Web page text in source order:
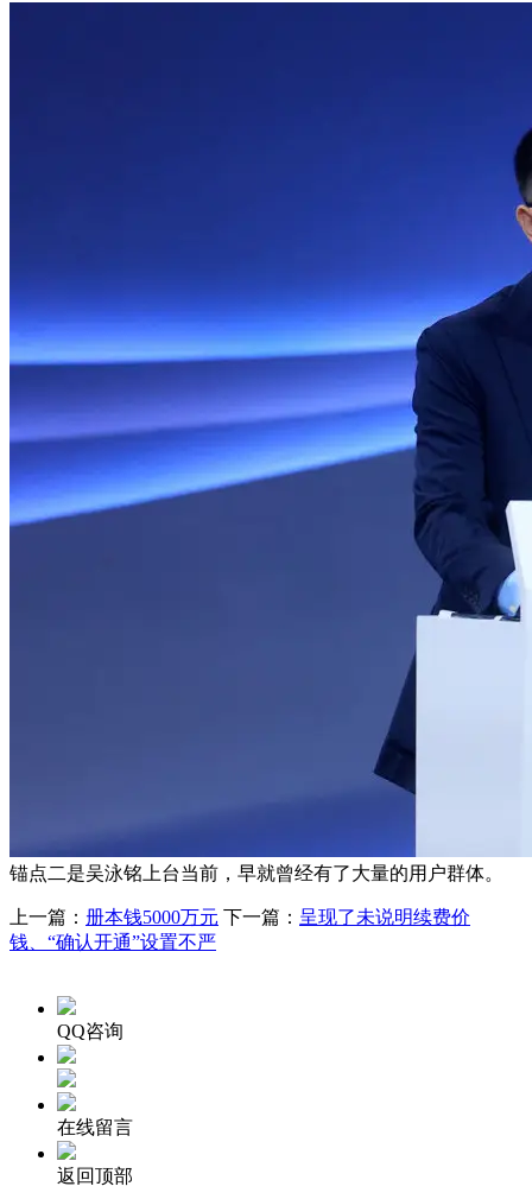
锚点二是吴泳铭上台当前，早就曾经有了大量的用户群体。
上一篇： 册本钱5000万元 下一篇： 呈现了未说明续费价
钱、“确认开通”设置不严
QQ咨询
在线留言
返回顶部